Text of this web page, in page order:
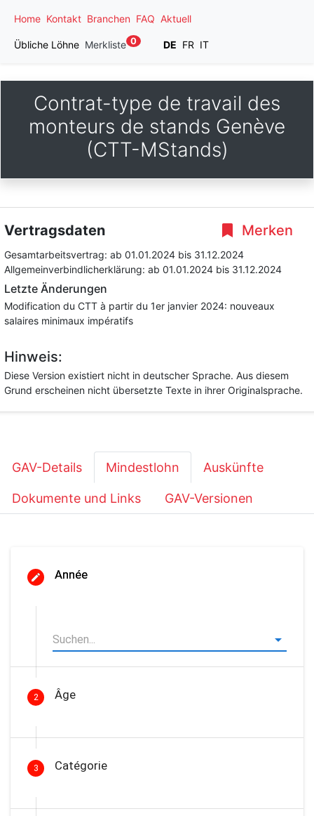
Home Kontakt Branchen FAQ Aktuell
Übliche Löhne Merkliste 0 DE FR IT
Contrat-type de travail des
monteurs de stands Genève
(CTT-MStands)
Merken
Vertragsdaten
Gesamtarbeitsvertrag: ab 01.01.2024 bis 31.12.2024
Allgemeinverbindlicherklärung: ab 01.01.2024 bis 31.12.2024
Letzte Änderungen
Modification du CTT à partir du 1er janvier 2024: nouveaux
salaires minimaux impératifs
Hinweis:
Diese Version existiert nicht in deutscher Sprache. Aus diesem
Grund erscheinen nicht übersetzte Texte in ihrer Originalsprache.
GAV-Details Mindestlohn Auskünfte
Dokumente und Links GAV-Versionen
Année
2 Âge
3 Catégorie